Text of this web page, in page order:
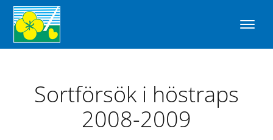
Sortförsök i höstraps
2008-2009